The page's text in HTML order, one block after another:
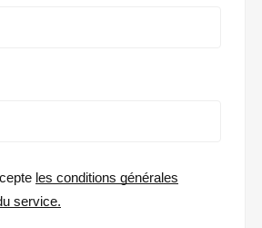
les conditions générales
service.